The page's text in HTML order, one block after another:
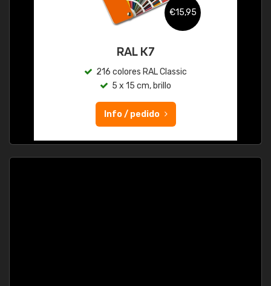
€15,95
RAL K7
216 colores RAL Classic
5 x 15 cm, brillo
Info / pedido